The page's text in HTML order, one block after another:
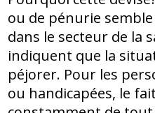
ou de pénurie
dans le secteur de la
indiquent que la
péjorer. Pour les
ou handicapées, le